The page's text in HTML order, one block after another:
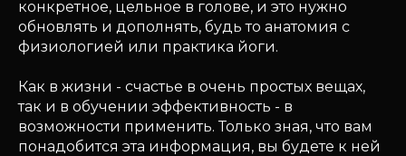
конкретное, цельное в голове, и это нужно
обновлять и дополнять, будь то анатомия с
физиологией или практика йоги.
Как в жизни - счастье в очень простых вещах,
так и в обучении эффективность - в
возможности применить. Только зная, что вам
понадобится эта информация, вы будете к ней